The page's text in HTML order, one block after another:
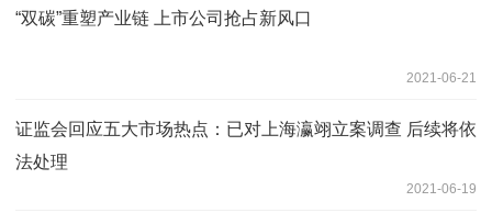
“双碳”重塑产业链 上市公司抢占新风口
2021-06-21
证监会回应五大市场热点：已对上海瀛翊立案调查 后续将依
法处理
2021-06-19